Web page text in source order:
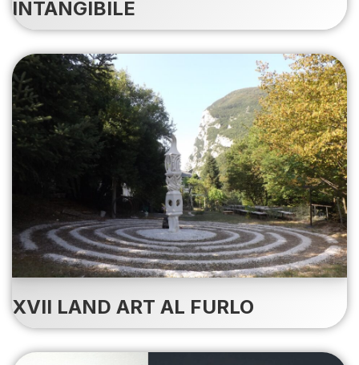
INTANGIBILE
XVII LAND ART AL FURLO